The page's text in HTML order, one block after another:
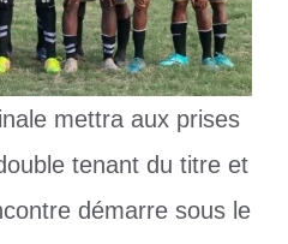
mettra aux prises
tenant du titre et
démarre sous le